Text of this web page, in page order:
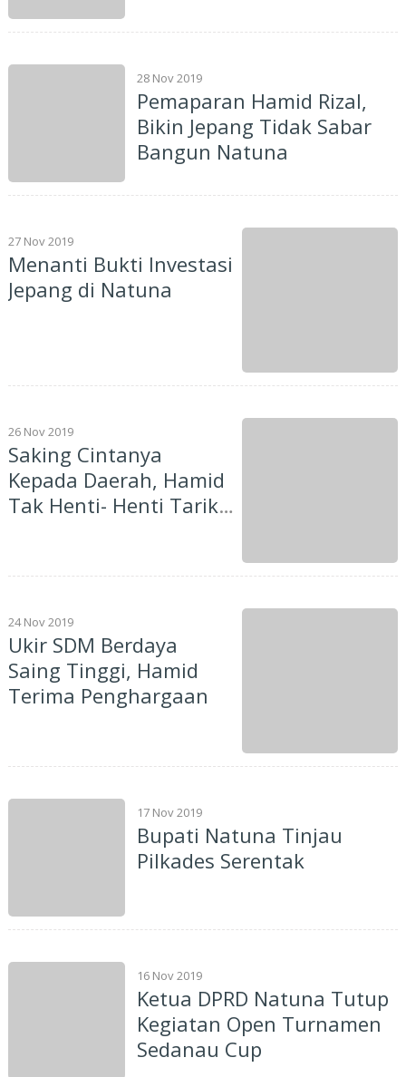
28 Nov 2019
Pemaparan Hamid Rizal,
Bikin Jepang Tidak Sabar
Bangun Natuna
27 Nov 2019
Menanti Bukti Investasi
Jepang di Natuna
26 Nov 2019
Saking Cintanya
Kepada Daerah, Hamid
Tak Henti- Henti Tarik
24 Nov 2019
Ukir SDM Berdaya
Saing Tinggi, Hamid
Terima Penghargaan
17 Nov 2019
Bupati Natuna Tinjau
Pilkades Serentak
16 Nov 2019
Ketua DPRD Natuna Tutup
Kegiatan Open Turnamen
Sedanau Cup